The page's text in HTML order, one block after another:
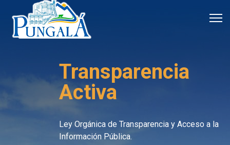
Transparencia
Activa
Ley Orgánica de Transparencia y Acceso a la
Información Pública.